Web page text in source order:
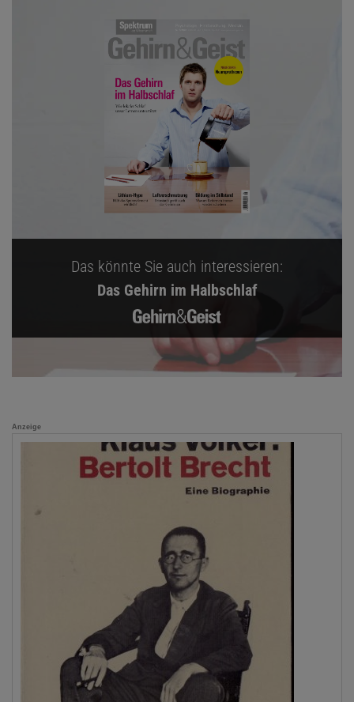
Das könnte Sie auch interessieren:
Das Gehirn im Halbschlaf
Anzeige